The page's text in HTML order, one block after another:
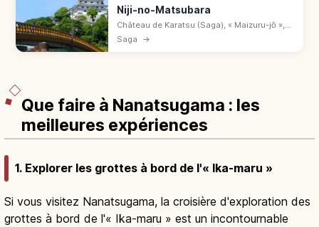
Niji-no-Matsubara
Château de Karatsu (Saga), « Maizuru-jō »,
construit de 1602 à 1608 par Terazawa
Hirotaka. Donjon reconstruit en 1966, vue
Saga →
Que faire à Nanatsugama : les
meilleures expériences
1. Explorer les grottes à bord de l'« Ika-maru »
Si vous visitez Nanatsugama, la croisière d'exploration des
grottes à bord de l'« Ika-maru » est un incontournable